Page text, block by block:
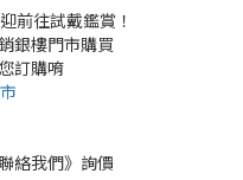
前往試戴鑑賞！
銀樓門市購買
訂購唷
絡我們》詢價